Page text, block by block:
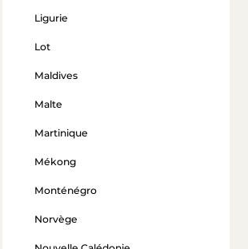
Ligurie
Lot
Maldives
Malte
Martinique
Mékong
Monténégro
Norvège